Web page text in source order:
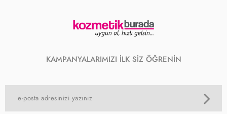
KAMPANYALARIMIZI İLK SİZ ÖĞRENİN